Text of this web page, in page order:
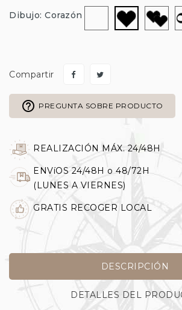
Dibujo: Corazón
Sin
dibujo
Corazón
Compartir
help_outline PREGUNTA SOBRE PRODUCTO
REALIZACIÓN MÁX. 24/48H
ENVíOS 24/48H o 48/72H
(LUNES A VIERNES)
GRATIS RECOGER LOCAL
DESCRIPCIÓN
DETALLES DEL